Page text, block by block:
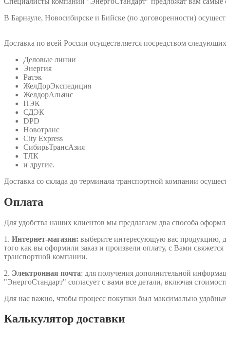
В Барнауле, Новосибирске и Бийске (по договоренности)
Доставка по всей России осуществляется посредством
Деловые линии
Энергия
Ратэк
ЖелДорЭкспедиция
ЖелдорАльянс
ПЭК
СДЭК
DPD
Новотранс
City Express
СибирьТрансАзия
ТЛК
и другие.
Доставка со склада до терминала транспортной компании
Оплата
Для удобства наших клиентов мы предлагаем два способа
1. Интернет-магазин: выберите интересующую вас продукцию,
того как вы оформили заказ и произвели оплату, с Вами
транспортной компании.
2. Электронная почта: для получения дополнительной
"ЭнергоСтандарт" согласует с вами все детали, включая
Для нас важно, чтобы процесс покупки был максимально
Калькулятор доставки